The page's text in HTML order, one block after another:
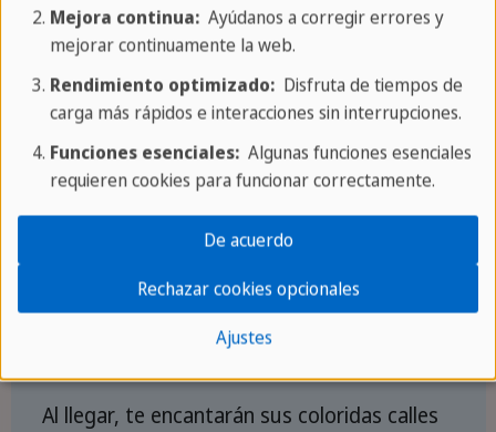
Día 5: Río Dulce - Flores
coche hasta Flores, una encantadora ciudad
isleña encaramada en el centelleante lago
Al llegar, te encantarán sus coloridas calles
Mejora continua:Ayúdanos a corregir errores y
mejorar continuamente la web.
Rendimiento optimizado:Disfruta de tiempos de
carga más rápidos e interacciones sin interrupciones.
Funciones esenciales:Algunas funciones esenciales
requieren cookies para funcionar correctamente.
Ajustes
Rechazar cookies opcionales
De acuerdo